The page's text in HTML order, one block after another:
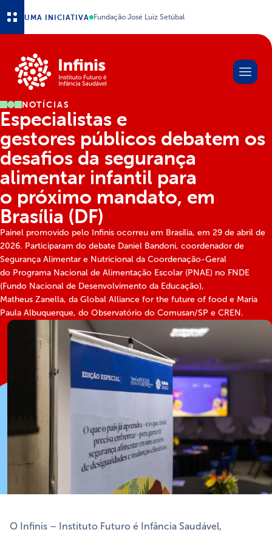
UMA INICIATIVA Fundação José Luiz Setúbal
NOTÍCIAS
Especialistas e
gestores públicos debatem os
desafios da segurança
alimentar infantil para
o próximo mandato, em
Brasília (DF)
Painel promovido pelo Infinis ocorreu em Brasília, em 29 de abril de
2026. Participaram do debate Daniel Bandoni, coordenador de
Segurança Alimentar e Nutricional da Coordenação-Geral
do Programa Nacional de Alimentação Escolar (PNAE) no FNDE
(Fundo Nacional de Desenvolvimento da Educação),
Matheus Zanella, da Global Alliance for the future of food e Maria
Paula Albuquerque, do Observatório do Comusan/SP e CREN.
O Infinis – Instituto Futuro é Infância Saudável,